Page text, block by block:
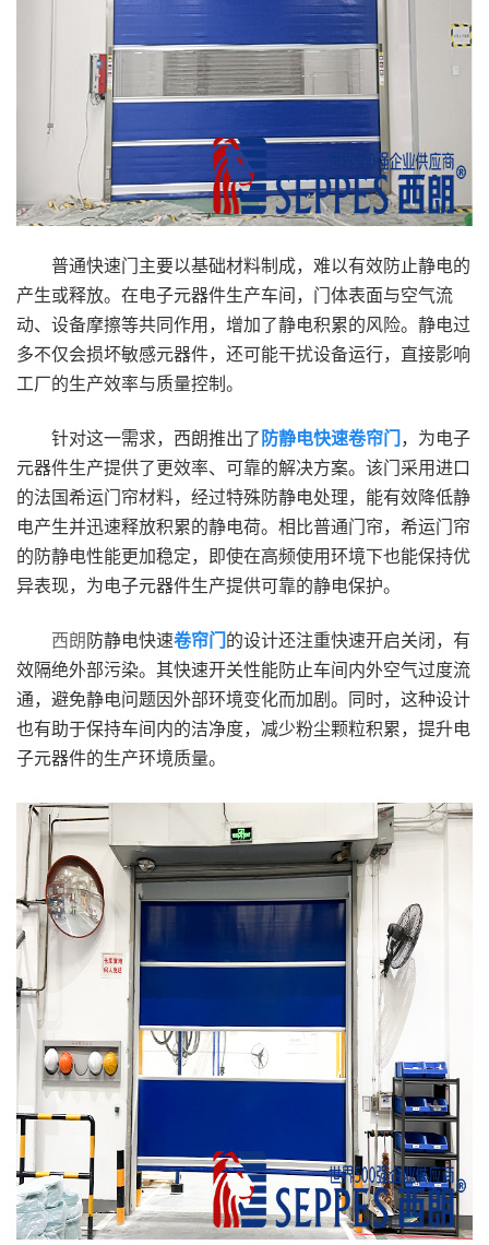
普通快速门主要以基础材料制成，难以有效防止静电的
产生或释放。在电子元器件生产车间，门体表面与空气流
动、设备摩擦等共同作用，增加了静电积累的风险。静电过
多不仅会损坏敏感元器件，还可能干扰设备运行，直接影响
工厂的生产效率与质量控制。
针对这一需求，西朗推出了 防静电快速卷帘门
，为电子
元器件生产提供了更效率、可靠的解决方案。该门采用进口
的法国希运门帘材料，经过特殊防静电处理，能有效降低静
电产生并迅速释放积累的静电荷。相比普通门帘，希运门帘
的防静电性能更加稳定，即使在高频使用环境下也能保持优
异表现，为电子元器件生产提供可靠的静电保护。
西朗 防静电快速卷帘门 的设计还注重快速开启关闭，有
效隔绝外部污染。其快速开关性能防止车间内外空气过度流
通，避免静电问题因外部环境变化而加剧。同时，这种设计
也有助于保持车间内的洁净度，减少粉尘颗粒积累，提升电
子元器件的生产环境质量。